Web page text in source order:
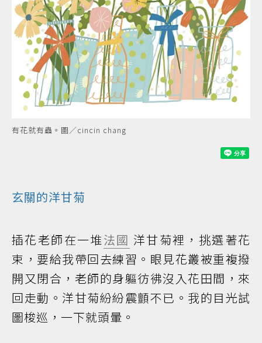
有花就有蟲。圖／cincin chang
玄關的洋甘菊
插花老師在一堆法國 洋甘菊裡，挑選著花
束，要給我帶回去練習。眼見花叢被重複撥
開又閉合，老師的身軀彷彿沒入花田間，來
回走動。洋甘菊紛紛震顫不已。我的目光試
圖梭巡，一下就頭暈。